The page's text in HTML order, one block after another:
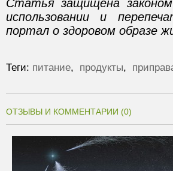
Статья защищена
использовании и
портал о здоровом образе
Теги: питание, продукты,
ОТЗЫВЫ И КОММЕНТАРИИ (0)